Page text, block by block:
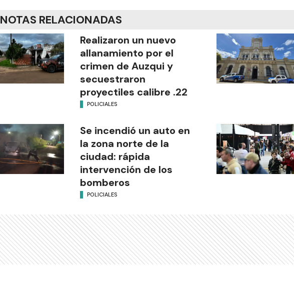
NOTAS RELACIONADAS
Realizaron un nuevo
allanamiento por el
crimen de Auzqui y
secuestraron
proyectiles calibre .22
POLICIALES
Se incendió un auto en
la zona norte de la
ciudad: rápida
intervención de los
bomberos
POLICIALES